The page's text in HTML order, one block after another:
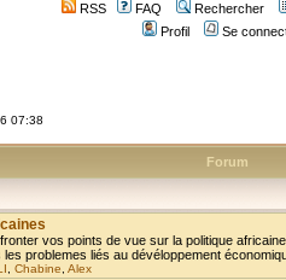
RSS FAQ
Rechercher
Profil
Se
07:38
Forum
vos points de vue sur la politique
problemes liés au dévéloppement
Chabine Alex